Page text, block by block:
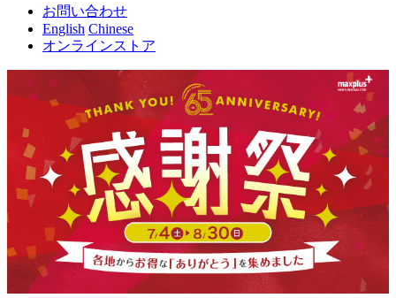
お問い合わせ
English Chinese
オンラインストア